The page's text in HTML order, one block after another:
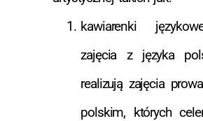
kawiarenki
zajęcia z języka
realizują zajęcia
polskim, których